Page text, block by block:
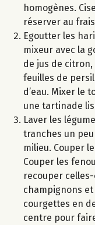
homogènes.
réserver au
Egoutter les
mixeur avec la
de jus de citron,
feuilles de
d’eau. Mixer le
une tartinade
Laver les
tranches un
milieu. Couper
Couper les
recouper
champignons
courgettes en
centre pour